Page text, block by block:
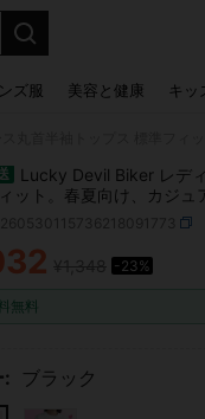
ズ服 美容と健康 キッ
Lucky Devil Biker レディース丸首半袖トップス
ット。春夏向け、カジュ
群、日韓風、洗濯可、ギ
AND-23%
無料
ブラック